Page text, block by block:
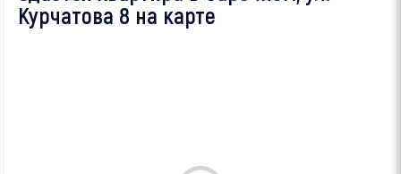
Курчатова 8 на карте